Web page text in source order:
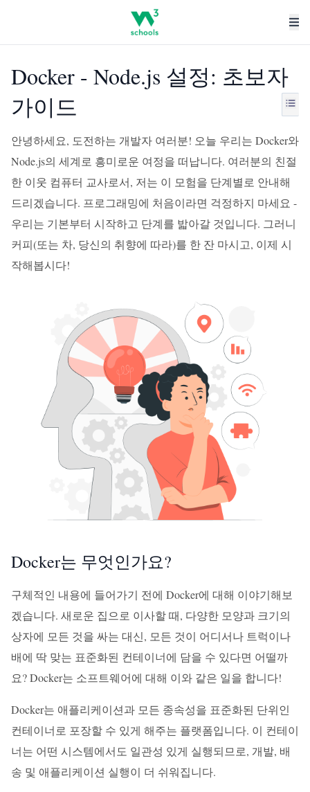
Docker - Node.js 설정: 초보자
가이드
안녕하세요, 도전하는 개발자 여러분! 오늘 우리는 Docker와
Node.js의 세계로 흥미로운 여정을 떠납니다. 여러분의 친절
한 이웃 컴퓨터 교사로서, 저는 이 모험을 단계별로 안내해
드리겠습니다. 프로그래밍에 처음이라면 걱정하지 마세요 -
우리는 기본부터 시작하고 단계를 밟아갈 것입니다. 그러니
커피(또는 차, 당신의 취향에 따라)를 한 잔 마시고, 이제 시
작해봅시다!
Docker는 무엇인가요?
구체적인 내용에 들어가기 전에 Docker에 대해 이야기해보
겠습니다. 새로운 집으로 이사할 때, 다양한 모양과 크기의
상자에 모든 것을 싸는 대신, 모든 것이 어디서나 트럭이나
배에 딱 맞는 표준화된 컨테이너에 담을 수 있다면 어떨까
요? Docker는 소프트웨어에 대해 이와 같은 일을 합니다!
Docker는 애플리케이션과 모든 종속성을 표준화된 단위인
컨테이너로 포장할 수 있게 해주는 플랫폼입니다. 이 컨테이
너는 어떤 시스템에서도 일관성 있게 실행되므로, 개발, 배
송 및 애플리케이션 실행이 더 쉬워집니다.